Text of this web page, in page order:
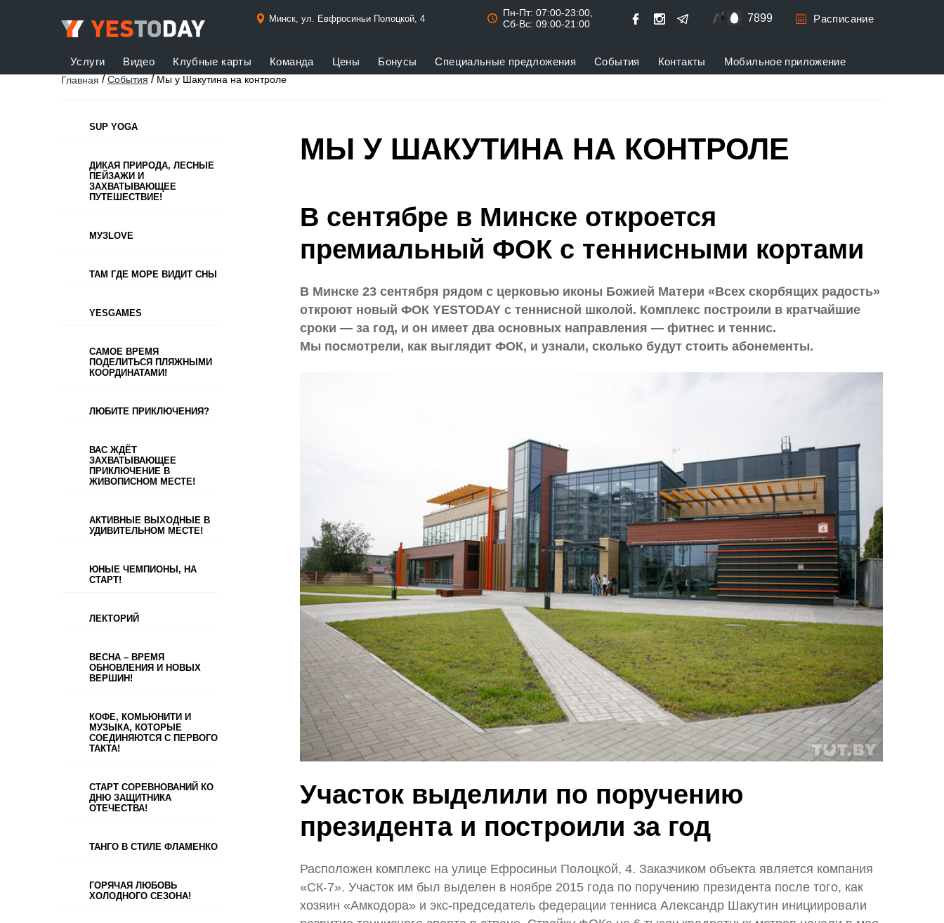
Минск, ул. Евфросиньи Полоцкой, 4
Пн-Пт: 07:00-23:00,
Сб-Вс: 09:00-21:00
7899 Расписание
Услуги Видео Клубные карты Команда Цены Бонусы Специальные предложения События Контакты Мобильное приложение
Главная /События / Мы у Шакутина на контроле
SUP YOGA
ДИКАЯ ПРИРОДА, ЛЕСНЫЕ
ПЕЙЗАЖИ И
ЗАХВАТЫВАЮЩЕЕ
ПУТЕШЕСТВИЕ!
МУЗLOVE
ТАМ ГДЕ МОРЕ ВИДИТ СНЫ
YESGAMES
САМОЕ ВРЕМЯ
ПОДЕЛИТЬСЯ ПЛЯЖНЫМИ
КООРДИНАТАМИ!
ЛЮБИТЕ ПРИКЛЮЧЕНИЯ?
ВАС ЖДЁТ
ЗАХВАТЫВАЮЩЕЕ
ПРИКЛЮЧЕНИЕ В
ЖИВОПИСНОМ МЕСТЕ!
АКТИВНЫЕ ВЫХОДНЫЕ В
УДИВИТЕЛЬНОМ МЕСТЕ!
ЮНЫЕ ЧЕМПИОНЫ, НА
СТАРТ!
ЛЕКТОРИЙ
ВЕСНА – ВРЕМЯ
ОБНОВЛЕНИЯ И НОВЫХ
ВЕРШИН!
КОФЕ, КОМЬЮНИТИ И
МУЗЫКА, КОТОРЫЕ
СОЕДИНЯЮТСЯ С ПЕРВОГО
ТАКТА!
СТАРТ СОРЕВНОВАНИЙ КО
ДНЮ ЗАЩИТНИКА
ОТЕЧЕСТВА!
ТАНГО В СТИЛЕ ФЛАМЕНКО
ГОРЯЧАЯ ЛЮБОВЬ
ХОЛОДНОГО СЕЗОНА!
МЫ У ШАКУТИНА НА КОНТРОЛЕ
В сентябре в Минске откроется
премиальный ФОК с теннисными кортами
В Минске 23 сентября рядом с церковью иконы Божией Матери «Всех скорбящих радость»
откроют новый ФОК YESTODAY с теннисной школой. Комплекс построили в кратчайшие
сроки — за год, и он имеет два основных направления — фитнес и теннис.
Мы посмотрели, как выглядит ФОК, и узнали, сколько будут стоить абонементы.
Участок выделили по поручению
президента и построили за год
Расположен комплекс на улице Ефросиньи Полоцкой, 4. Заказчиком объекта является компания
«СК-7». Участок им был выделен в ноябре 2015 года по поручению президента после того, как
хозяин «Амкодора» и экс-председатель федерации тенниса Александр Шакутин инициировали